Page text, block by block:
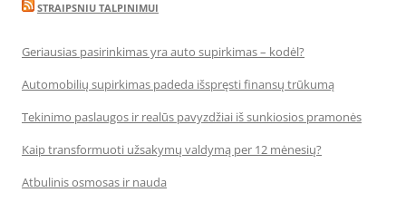
STRAIPSNIU TALPINIMUI
Geriausias pasirinkimas yra auto supirkimas – kodėl?
Automobilių supirkimas padeda išspręsti finansų trūkumą
Tekinimo paslaugos ir realūs pavyzdžiai iš sunkiosios pramonės
Kaip transformuoti užsakymų valdymą per 12 mėnesių?
Atbulinis osmosas ir nauda